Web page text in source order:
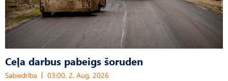
Ceļa darbus pabeigs šoruden
Sabiedrība 03:00, 2. Aug, 2026